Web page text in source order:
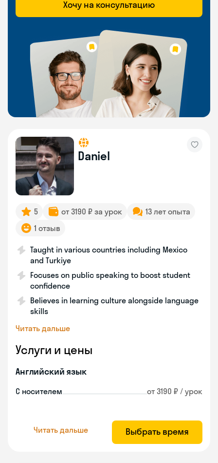
Хочу на консультацию
Daniel
5 от 3190 ₽ за урок
13 лет опыта
1 отзыв
Taught in various countries including Mexico
and Turkiye
Focuses on public speaking to boost student
confidence
Believes in learning culture alongside language
skills
Читать дальше
Услуги и цены
Английский язык
С носителем от 3190 ₽ / урок
Читать дальше Выбрать время